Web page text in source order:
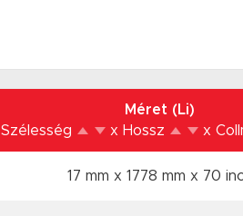
Méret (Li)
Szélesség
x Hossz x
17 mm x 1778 mm x 70